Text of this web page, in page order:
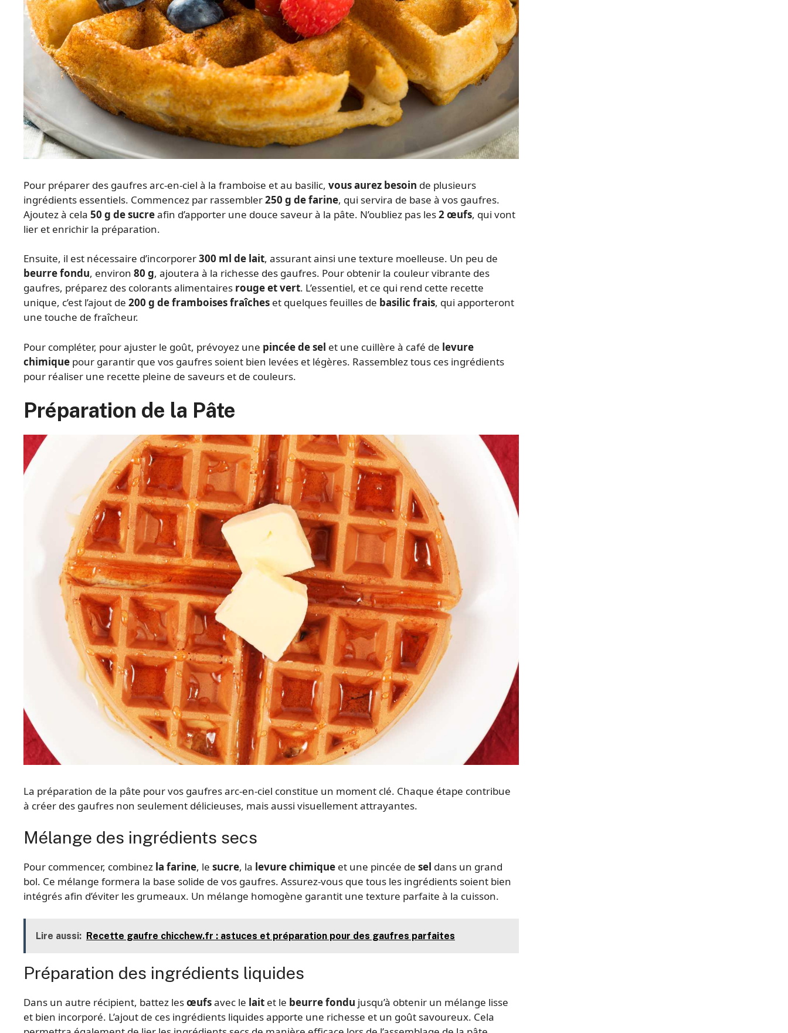
Pour préparer des gaufres arc-en-ciel à la framboise et au basilic, vous aurez besoin de plusieurs
ingrédients essentiels. Commencez par rassembler250 g de farine, qui servira de base à vos gaufres.
Ajoutez à cela 50 g de sucreafin d’apporter une douce saveur à la pâte. N’oubliez pas les2 œufs, qui vont
lier et enrichir la préparation.
Ensuite, il est nécessaire d’incorporer300 ml de lait, assurant ainsi une texture moelleuse. Un peu de
beurre fondu, environ 80 g, ajoutera à la richesse des gaufres. Pour obtenir la couleur vibrante des
gaufres, préparez des colorants alimentaires rouge et vert. L’essentiel, et ce qui rend cette recette
unique, c’est l’ajout de 200 g de framboises fraîches et quelques feuilles de basilic frais, qui apporteront
une touche de fraîcheur.
Pour compléter, pour ajuster le goût, prévoyez une pincée de sel et une cuillère à café de levure
chimique pour garantir que vos gaufres soient bien levées et légères. Rassemblez tous ces ingrédients
pour réaliser une recette pleine de saveurs et de couleurs.
Préparation de la Pâte
La préparation de la pâte pour vos gaufres arc-en-ciel constitue un moment clé. Chaque étape contribue
à créer des gaufres non seulement délicieuses, mais aussi visuellement attrayantes.
Mélange des ingrédients secs
Pour commencer, combinez la farine, le sucre, la levure chimique et une pincée de sel dans un grand
bol. Ce mélange formera la base solide de vos gaufres. Assurez-vous que tous les ingrédients soient bien
intégrés afin d’éviter les grumeaux. Un mélange homogène garantit une texture parfaite à la cuisson.
Lire aussi: Recette gaufre chicchew.fr : astuces et préparation pour des gaufres parfaites
Préparation des ingrédients liquides
Dans un autre récipient, battez lesœufsavec le lait et le beurre fondu jusqu’à obtenir un mélange lisse
et bien incorporé. L’ajout de ces ingrédients liquides apporte une richesse et un goût savoureux. Cela